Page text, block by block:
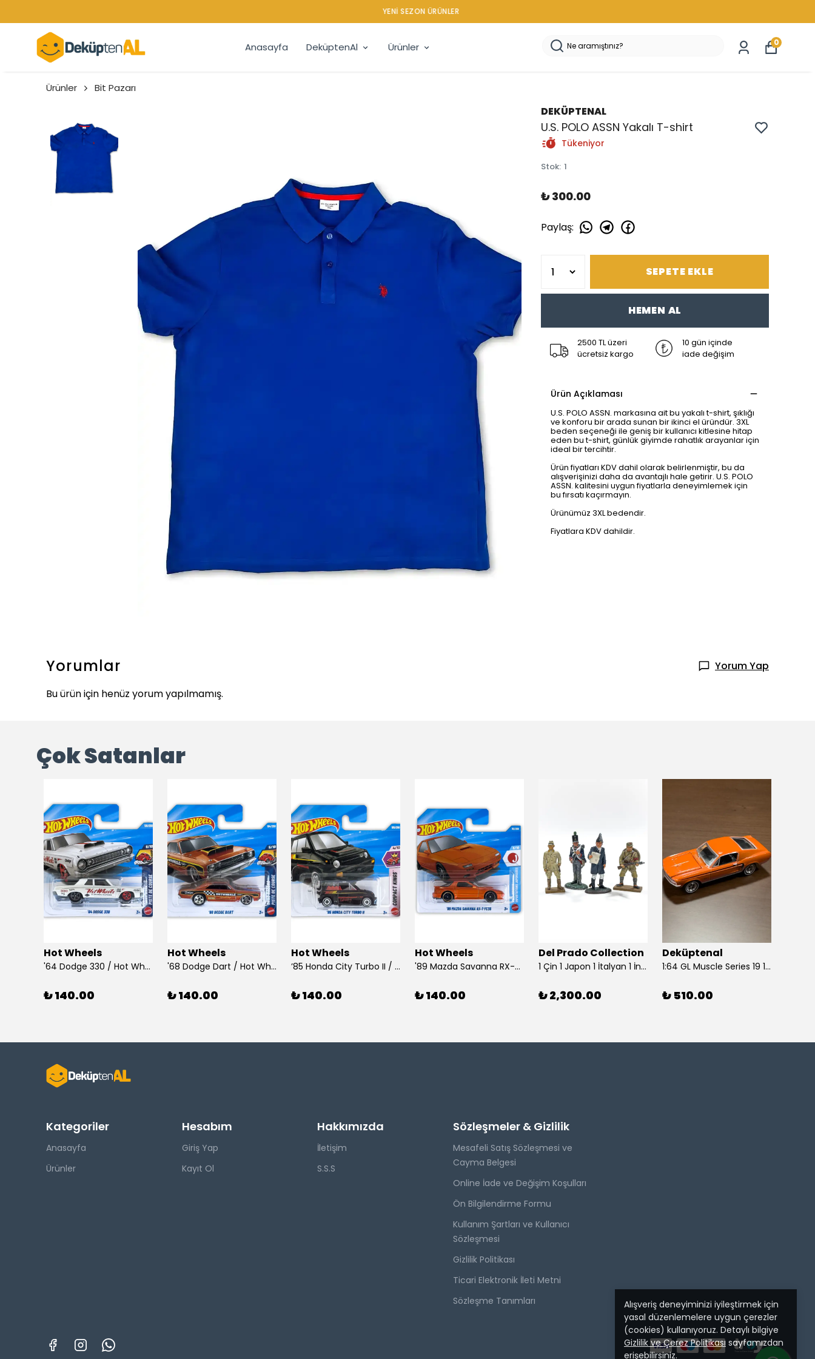
YENI SEZON ÜRÜNLER
Anasayfa DeküptenAl Ürünler 0
Alışveriş deneyiminizi iyileştirmek için
yasal düzenlemelere uygun çerezler
(cookies) kullanıyoruz. Detaylı bilgiye
Gizlilik ve Çerez Politikası sayfamızdan
erişebilirsiniz.
Ürünler Bit Pazarı
DEKÜPTENAL
U.S. POLO ASSN Yakalı T-shirt
Tükeniyor
Stok: 1
₺ 300.00
Paylaş:
SEPETE EKLE
HEMEN AL
2500 TL üzeri
ücretsiz kargo
10 gün içinde
iade değişim
Ürün Açıklaması
U.S. POLO ASSN. markasına ait bu yakalı t-shirt, şıklığı
ve konforu bir arada sunan bir ikinci el üründür. 3XL
beden seçeneği ile geniş bir kullanıcı kitlesine hitap
eden bu t-shirt, günlük giyimde rahatlık arayanlar için
ideal bir tercihtir.
Ürün fiyatları KDV dahil olarak belirlenmiştir, bu da
alışverişinizi daha da avantajlı hale getirir. U.S. POLO
ASSN. kalitesini uygun fiyatlarla deneyimlemek için
bu fırsatı kaçırmayın.
Ürünümüz 3XL bedendir.
Fiyatlara KDV dahildir.
Yorumlar
Yorum Yap
Bu ürün için henüz yorum yapılmamış.
Çok Satanlar
Hot Wheels
'64 Dodge 330 / Hot Wheels
₺ 140.00
Hot Wheels
'68 Dodge Dart / Hot Wheels
₺ 140.00
Hot Wheels
’85 Honda City Turbo II / Hot Wheels
₺ 140.00
Hot Wheels
'89 Mazda Savanna RX-7 FC3S / Hot Wheels
₺ 140.00
Del Prado Collection
1 Çin 1 Japon 1 İtalyan 1 İngiliz Askeri (Del Prado Collection)
₺ 2,300.00
Deküptenal
1:64 GL Muscle Series 19 1968 Ford Mustang GT Madagascar Orange Diecast Model Araba
₺ 510.00
Kategoriler
Anasayfa
Ürünler
Hesabım
Giriş Yap
Kayıt Ol
Hakkımızda
İletişim
S.S.S
Sözleşmeler & Gizlilik
Mesafeli Satış Sözleşmesi ve
Cayma Belgesi
Online İade ve Değişim Koşulları
Ön Bilgilendirme Formu
Kullanım Şartları ve Kullanıcı
Sözleşmesi
Gizlilik Politikası
Ticari Elektronik İleti Metni
Sözleşme Tanımları